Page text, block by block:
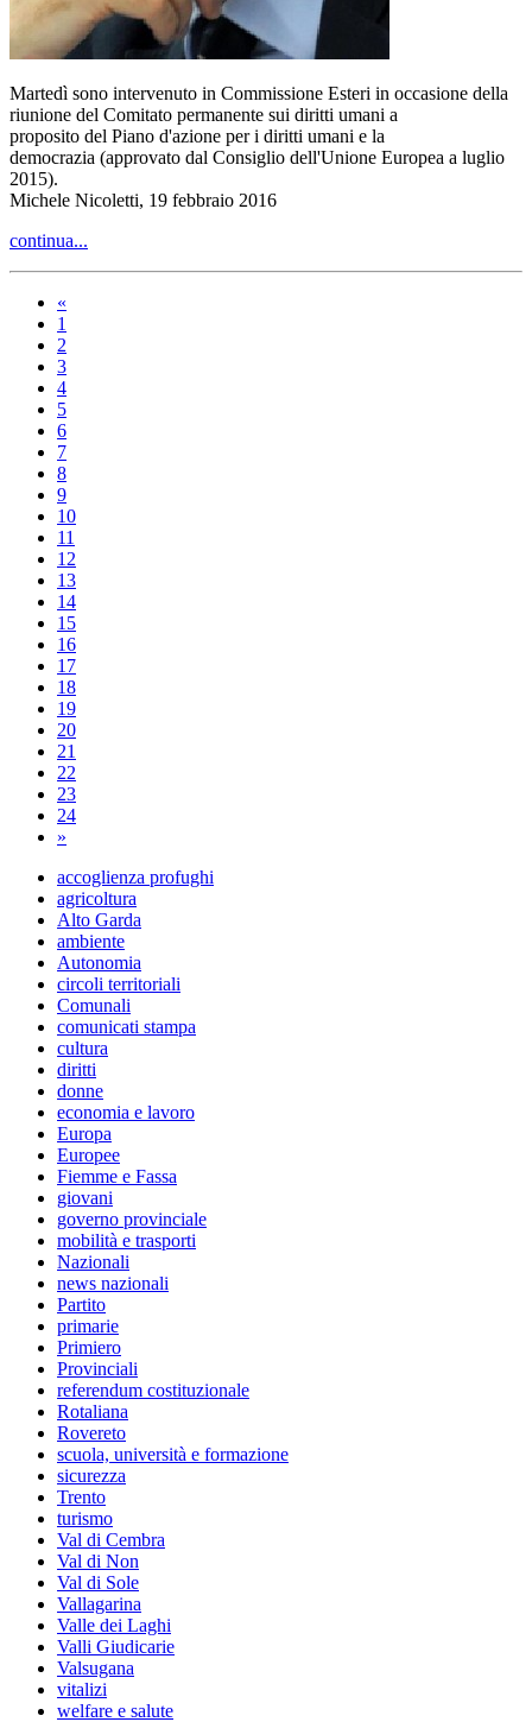
Martedì sono intervenuto in Commissione Esteri in occasione della
riunione del Comitato permanente sui diritti umani a
proposito del Piano d'azione per i diritti umani e la
democrazia (approvato dal Consiglio dell'Unione Europea a luglio
2015).
Michele Nicoletti, 19 febbraio 2016
continua...
«
1
2
3
4
5
6
7
8
9
10
11
12
13
14
15
16
17
18
19
20
21
22
23
24
»
accoglienza profughi
agricoltura
Alto Garda
ambiente
Autonomia
circoli territoriali
Comunali
comunicati stampa
cultura
diritti
donne
economia e lavoro
Europa
Europee
Fiemme e Fassa
giovani
governo provinciale
mobilità e trasporti
Nazionali
news nazionali
Partito
primarie
Primiero
Provinciali
referendum costituzionale
Rotaliana
Rovereto
scuola, università e formazione
sicurezza
Trento
turismo
Val di Cembra
Val di Non
Val di Sole
Vallagarina
Valle dei Laghi
Valli Giudicarie
Valsugana
vitalizi
welfare e salute